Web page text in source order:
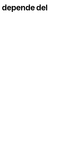
depende del